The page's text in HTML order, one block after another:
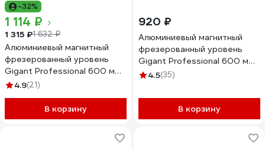
-32%
1 114 ₽
1 315 ₽1 632 ₽
Алюминиевый магнитный
фрезерованный уровень
Gigant Professional 600 мм
3 глазка GPGW-60-3
4.9(21)
В корзину
920 ₽
Алюминиевый магнитный
фрезерованный уровень
Gigant Professional 600 мм
3 глазка GPGW-60-1
4.5(35)
В корзину